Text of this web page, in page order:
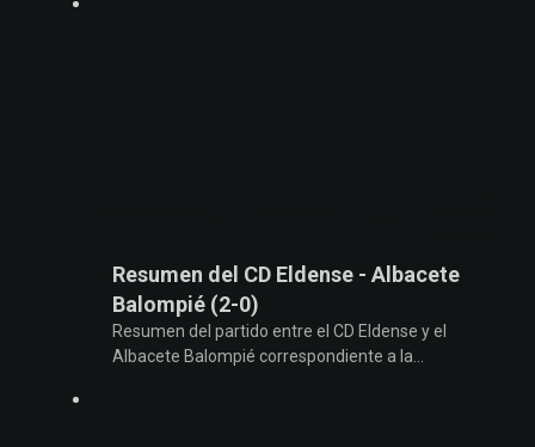
Resumen del CD Eldense - Albacete
Balompié (2-0)
Resumen del partido entre el CD Eldense y el
Albacete Balompié correspondiente a la